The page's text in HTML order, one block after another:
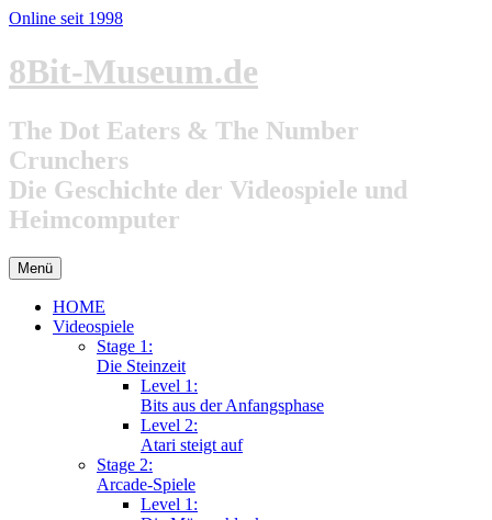
Online seit 1998
Zum
Inhalt
8Bit-Museum.de
The Dot Eaters & The Number
Crunchers
Die Geschichte der Videospiele und
Heimcomputer
Menü
HOME
Videospiele
Stage 1:
Die Steinzeit
Level 1:
Bits aus der Anfangsphase
Level 2:
Atari steigt auf
Stage 2:
Arcade-Spiele
Level 1: